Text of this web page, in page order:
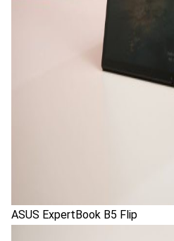
ASUS ExpertBook B5 Flip